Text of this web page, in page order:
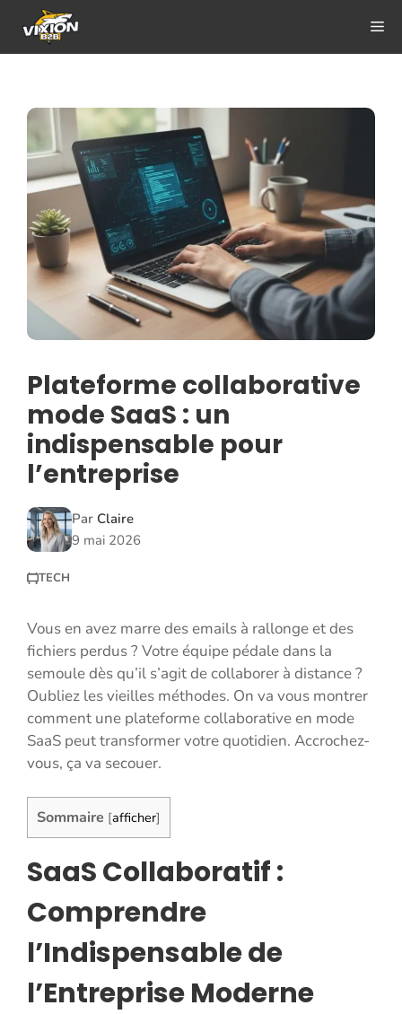
contenu
Plateforme collaborative
mode SaaS : un
indispensable pour
l’entreprise
Par Claire
9 mai 2026
TECH
Vous en avez marre des emails à rallonge et des
fichiers perdus ? Votre équipe pédale dans la
semoule dès qu’il s’agit de collaborer à distance ?
Oubliez les vieilles méthodes. On va vous montrer
comment une plateforme collaborative en mode
SaaS peut transformer votre quotidien. Accrochez-
vous, ça va secouer.
Sommaire [afficher]
SaaS Collaboratif :
Comprendre
l’Indispensable de
l’Entreprise Moderne